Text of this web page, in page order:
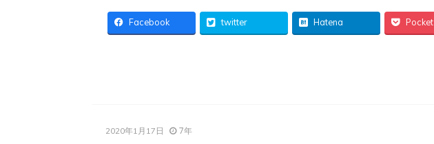
Facebook twitter Hatena Pocket
2020年1月17日 7年